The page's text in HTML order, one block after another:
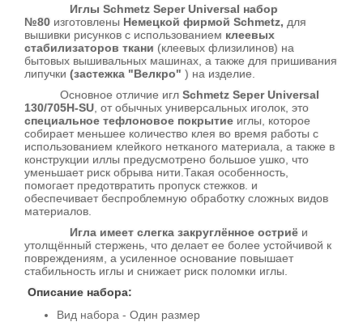
Иглы Schmetz Seper Universal набор
№80 изготовлены Немецкой фирмой Schmetz, для
вышивки рисунков с использованием клеевых
стабилизаторов ткани (клеевых флизилинов) на
бытовых вышивальных машинах, а также для пришивания
липучки (застежка "Велкро" ) на изделие.
Основное отличие игл Schmetz Seper Universal
130/705H-SU , от обычных универсальных иголок, это
специальное тефлоновое покрытие иглы, которое
собирает меньшее количество клея во время работы с
использованием клейкого нетканого материала, а также в
конструкции иллы предусмотрено большое ушко, что
уменьшает риск обрыва нити.Такая особенность,
помогает предотвратить пропуск стежков. и
обеспечивает беспроблемную обработку сложных видов
материалов.
Игла имеет слегка закруглённое остриё и
утолщённый стержень, что делает ее более устойчивой к
повреждениям, а усиленное основание повышает
стабильность иглы и снижает риск поломки иглы.
Описание набора:
Вид набора - Один размер